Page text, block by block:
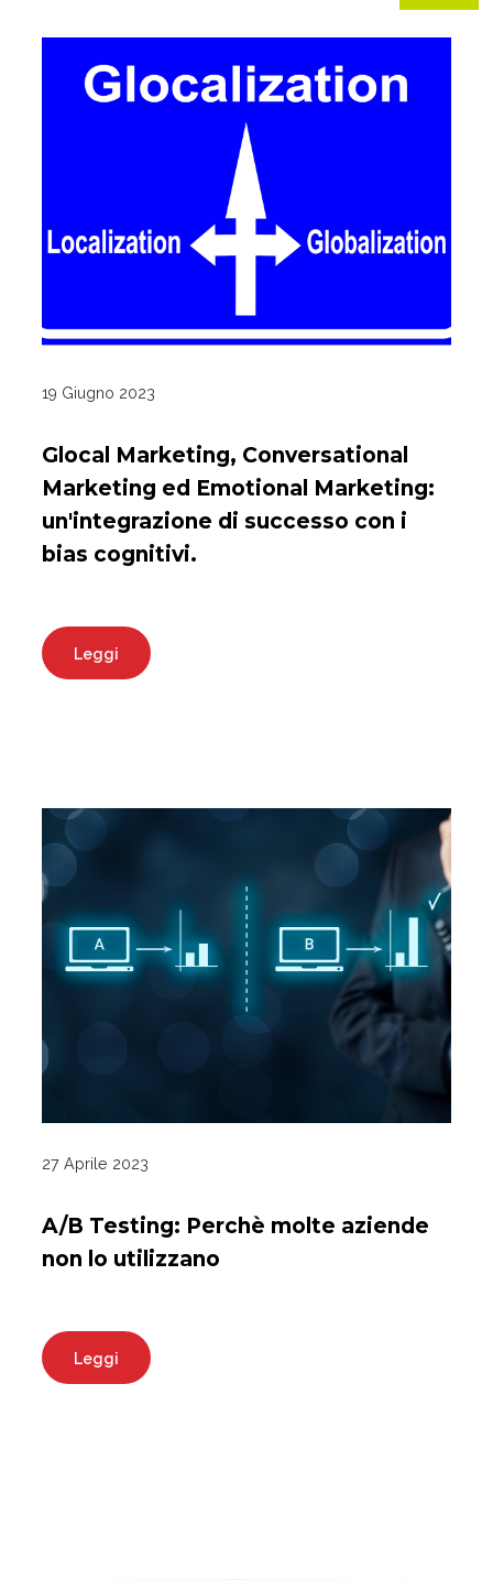
19 Giugno 2023
Glocal Marketing, Conversational
Marketing ed Emotional Marketing:
un'integrazione di successo con i
bias cognitivi.
Leggi
27 Aprile 2023
A/B Testing: Perchè molte aziende
non lo utilizzano
Leggi